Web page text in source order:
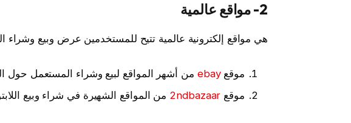
2- مواقع عالمية
هي مواقع إلكترونية عالمية تتيح للمستخدمين عرض وبيع وشراء
موقعebay من أشهر المواقع لبيع وشراء المستعمل حول
موقع 2ndbazaar من المواقع الشهيرة في شراء وبيع